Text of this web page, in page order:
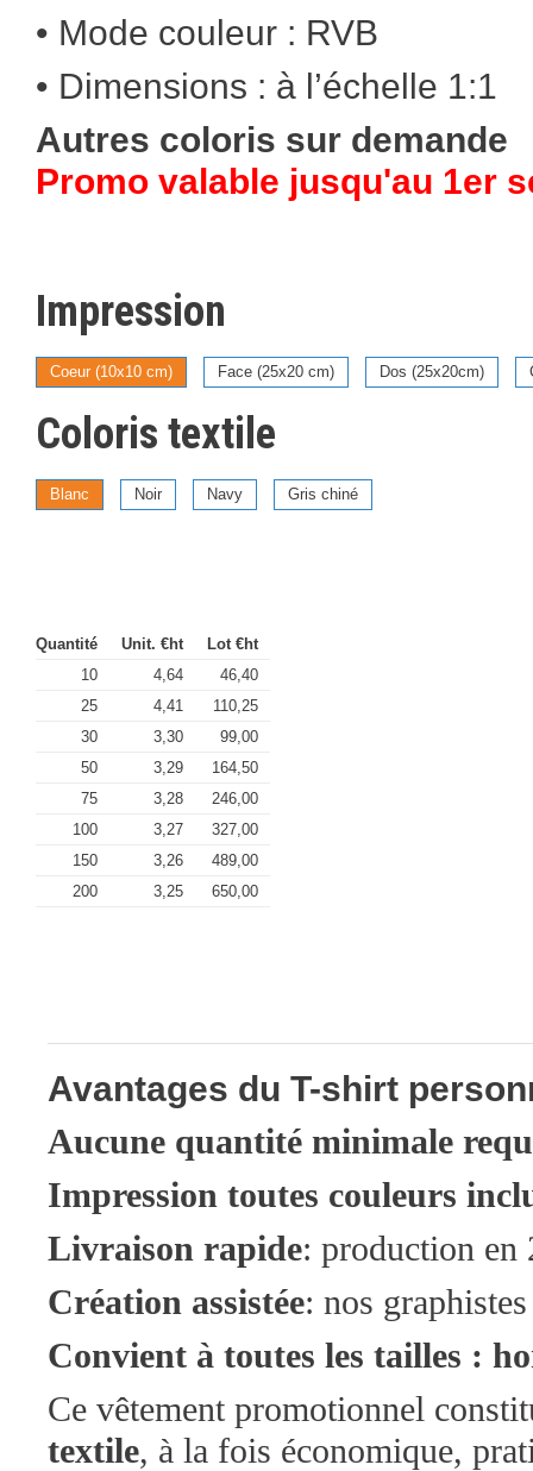
• Mode couleur : RVB
• Dimensions : à l’échelle 1:1
Autres coloris sur demande
Promo valable jusqu'au 1er
Impression
Coeur (10x10 cm) Face (25x20 cm) Dos (25x20cm)
Coloris textile
Blanc Noir Navy Gris chiné
Quantité Unit. €ht
Lot €ht
10
4,64
46,40
25
4,41
110,25
30
3,30
99,00
50
3,29
164,50
75
3,28
246,00
100
3,27
327,00
150
3,26
489,00
200
3,25 650,00
Avantages du T-shirt
Aucune quantité minimale
Impression toutes couleurs
Livraison rapide: production en
Création assistée: nos
Convient à toutes les tailles :
Ce vêtement promotionnel
textile, à la fois économique,